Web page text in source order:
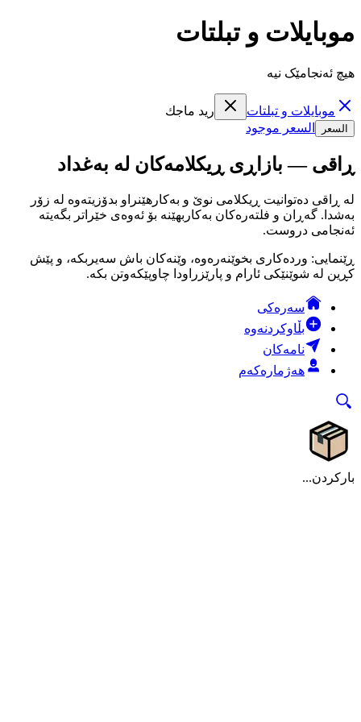
موبايلات و تبلتات
هیچ ئەنجامێک نیە
موبايلات و تبلتات ريد ماجك
السعر السعر موجود
ڕاقی — بازاڕی ڕیکلامەکان لە بەغداد
لە ڕاقی دەتوانیت ڕیکلامی نوێ و بەکارهێنراو بدۆزیتەوە لە زۆر
بەشدا. گەڕان و فلتەرەکان بەکاربهێنە بۆ ئەوەی خێراتر بگەیتە
ئەنجامی دروست.
ڕێنمایی: وردەکاری بخوێنەرەوە، وێنەکان باش سەیربکە، و پێش
کڕین لە شوێنێکی ئارام و پارێزراودا چاوپێکەوتن بکە.
سەرەکی
بڵاوکردنەوە
نامەکان
هەژمارەکەم
بارکردن...